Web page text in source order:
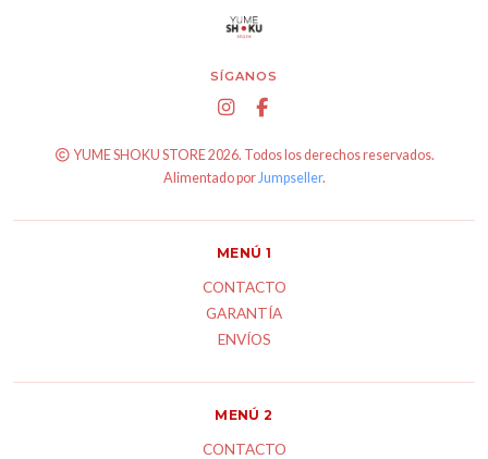
SÍGANOS
YUME SHOKU STORE 2026. Todos los derechos reservados.
Alimentado porJumpseller.
MENÚ 1
CONTACTO
GARANTÍA
ENVÍOS
MENÚ 2
CONTACTO